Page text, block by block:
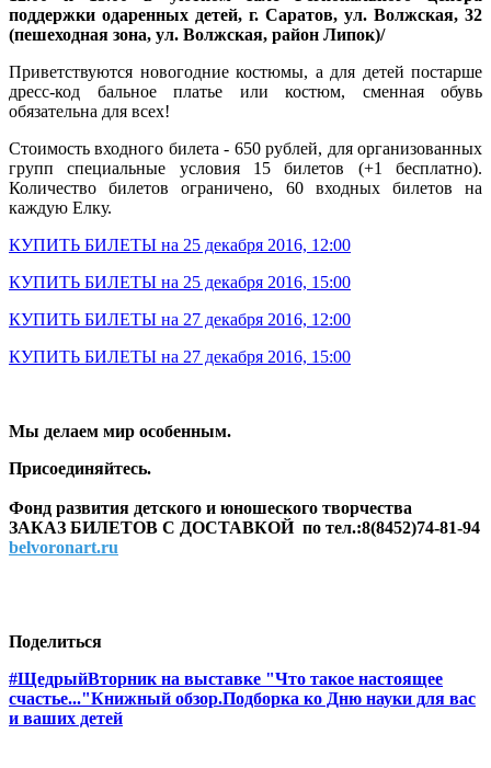
поддержки одаренных детей, г. Саратов, ул. Волжская, 32
(пешеходная зона, ул. Волжская, район Липок)/
Приветствуются новогодние костюмы, а для детей постарше
дресс-код бальное платье или костюм, сменная обувь
обязательна для всех!
Стоимость входного билета - 650 рублей, для организованных
групп специальные условия 15 билетов (+1 бесплатно).
Количество билетов ограничено, 60 входных билетов на
каждую Елку.
КУПИТЬ БИЛЕТЫ на 25 декабря 2016, 12:00
КУПИТЬ БИЛЕТЫ на 25 декабря 2016, 15:00
КУПИТЬ БИЛЕТЫ на 27 декабря 2016, 12:00
КУПИТЬ БИЛЕТЫ на 27 декабря 2016, 15:00
Мы делаем мир особенным.
Присоединяйтесь.
Фонд развития детского и юношеского творчества
ЗАКАЗ БИЛЕТОВ С ДОСТАВКОЙ по тел.:8(8452)74-81-94
belvoronart.ru
Поделиться
#ЩедрыйВторник на выставке "Что такое настоящее
счастье..."Книжный обзор.Подборка ко Дню науки для вас
и ваших детей